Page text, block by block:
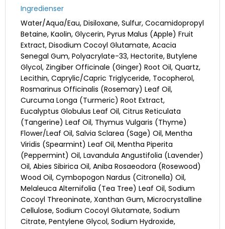
Ingredienser
Water/Aqua/Eau, Disiloxane, Sulfur, Cocamidopropyl
Betaine, Kaolin, Glycerin, Pyrus Malus (Apple) Fruit
Extract, Disodium Cocoyl Glutamate, Acacia
Senegal Gum, Polyacrylate-33, Hectorite, Butylene
Glycol, Zingiber Officinale (Ginger) Root Oil, Quartz,
Lecithin, Caprylic/Capric Triglyceride, Tocopherol,
Rosmarinus Officinalis (Rosemary) Leaf Oil,
Curcuma Longa (Turmeric) Root Extract,
Eucalyptus Globulus Leaf Oil, Citrus Reticulata
(Tangerine) Leaf Oil, Thymus Vulgaris (Thyme)
Flower/Leaf Oil, Salvia Sclarea (Sage) Oil, Mentha
Viridis (Spearmint) Leaf Oil, Mentha Piperita
(Peppermint) Oil, Lavandula Angustifolia (Lavender)
Oil, Abies Sibirica Oil, Aniba Rosaeodora (Rosewood)
Wood Oil, Cymbopogon Nardus (Citronella) Oil,
Melaleuca Alternifolia (Tea Tree) Leaf Oil, Sodium
Cocoyl Threoninate, Xanthan Gum, Microcrystalline
Cellulose, Sodium Cocoyl Glutamate, Sodium
Citrate, Pentylene Glycol, Sodium Hydroxide,